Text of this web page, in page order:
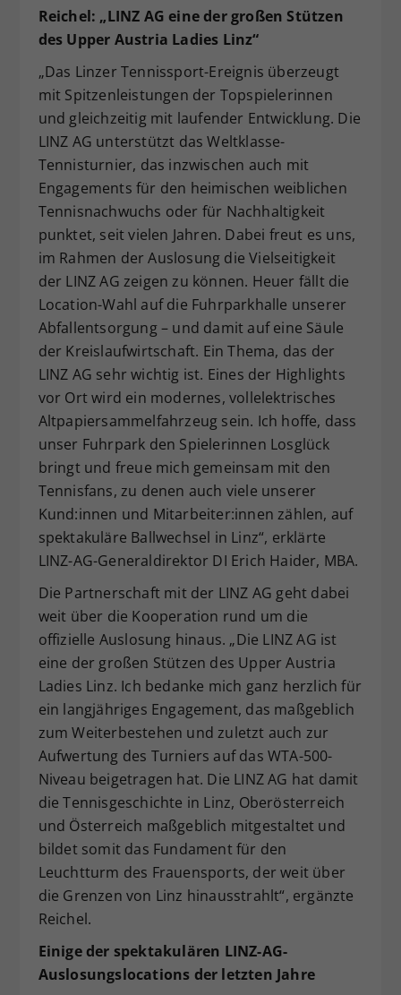
Reichel: „LINZ AG eine der großen Stützen
des Upper Austria Ladies Linz“
„Das Linzer Tennissport-Ereignis überzeugt
mit Spitzenleistungen der Topspielerinnen
und gleichzeitig mit laufender Entwicklung. Die
LINZ AG unterstützt das Weltklasse-
Tennisturnier, das inzwischen auch mit
Engagements für den heimischen weiblichen
Tennisnachwuchs oder für Nachhaltigkeit
punktet, seit vielen Jahren. Dabei freut es uns,
im Rahmen der Auslosung die Vielseitigkeit
der LINZ AG zeigen zu können. Heuer fällt die
Location-Wahl auf die Fuhrparkhalle unserer
Abfallentsorgung – und damit auf eine Säule
der Kreislaufwirtschaft. Ein Thema, das der
LINZ AG sehr wichtig ist. Eines der Highlights
vor Ort wird ein modernes, vollelektrisches
Altpapiersammelfahrzeug sein. Ich hoffe, dass
unser Fuhrpark den Spielerinnen Losglück
bringt und freue mich gemeinsam mit den
Tennisfans, zu denen auch viele unserer
Kund:innen und Mitarbeiter:innen zählen, auf
spektakuläre Ballwechsel in Linz“, erklärte
LINZ-AG-Generaldirektor DI Erich Haider, MBA.
Die Partnerschaft mit der LINZ AG geht dabei
weit über die Kooperation rund um die
offizielle Auslosung hinaus. „Die LINZ AG ist
eine der großen Stützen des Upper Austria
Ladies Linz. Ich bedanke mich ganz herzlich für
ein langjähriges Engagement, das maßgeblich
zum Weiterbestehen und zuletzt auch zur
Aufwertung des Turniers auf das WTA-500-
Niveau beigetragen hat. Die LINZ AG hat damit
die Tennisgeschichte in Linz, Oberösterreich
und Österreich maßgeblich mitgestaltet und
bildet somit das Fundament für den
Leuchtturm des Frauensports, der weit über
die Grenzen von Linz hinausstrahlt“, ergänzte
Reichel.
Einige der spektakulären LINZ-AG-
Auslosungslocations der letzten Jahre